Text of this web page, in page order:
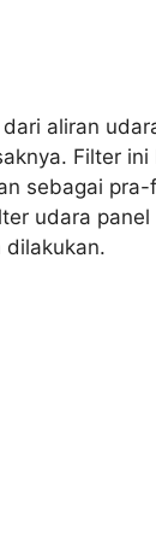
aliran
Filter
sebagai
udara
dilakukan.